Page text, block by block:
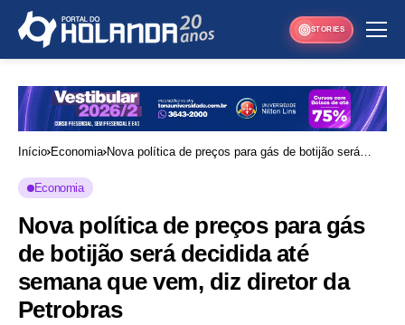
STORIES
Início Economia Nova política de preços para gás de botijão será
Economia
Nova política de preços para gás
de botijão será decidida até
semana que vem, diz diretor da
Petrobras